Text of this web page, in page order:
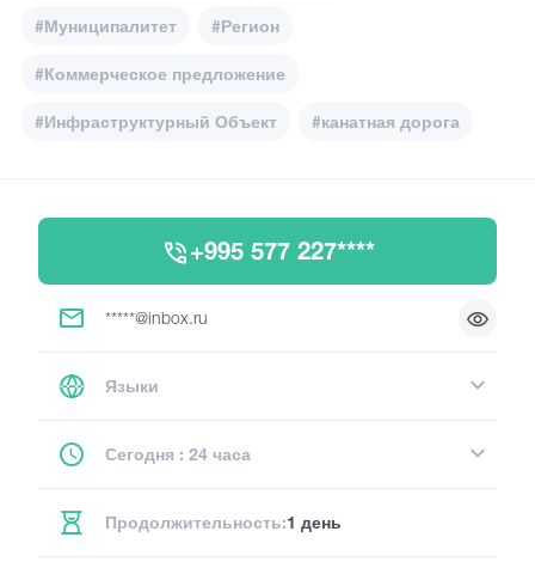
#Муниципалитет #Регион
#Коммерческое предложение
#Инфраструктурный Объект #канатная дорога
+995 577 227****
*****@inbox.ru
Языки
Сегодня : 24 часа
Продолжительность:1 день